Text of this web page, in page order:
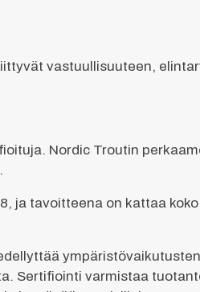
vastuullisuuteen,
Nordic Troutin
ja tavoitteena on kattaa
Sertifiointi varmistaa